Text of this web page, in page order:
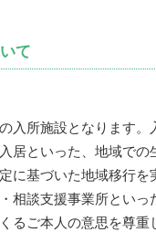
て
入所施設となります
居といった、地域で
に基づいた地域移行
相談支援事業所とい
るご本人の意思を尊重